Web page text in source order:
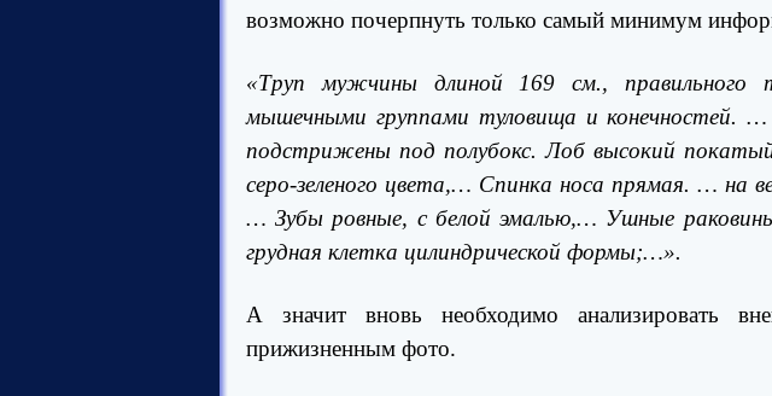
возможно почерпнуть только самый минимум
«Труп мужчины длиной 169 см., правильного
мышечными группами туловища и конечностей.
подстрижены под полубокс. Лоб высокий
серо-зеленого цвета,… Спинка носа прямая. … на
… Зубы ровные, с белой эмалью,… Ушные
грудная клетка цилиндрической формы;…».
А значит вновь необходимо анализировать
прижизненным фото.